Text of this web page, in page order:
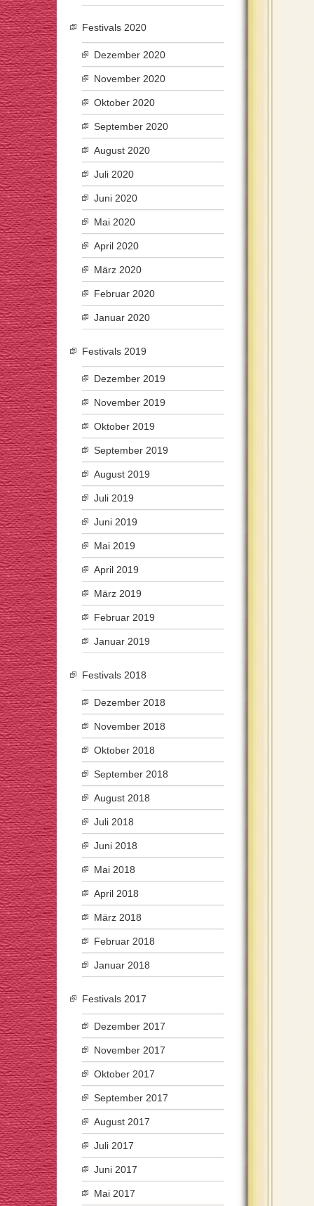
Festivals 2020
Dezember 2020
November 2020
Oktober 2020
September 2020
August 2020
Juli 2020
Juni 2020
Mai 2020
April 2020
März 2020
Februar 2020
Januar 2020
Festivals 2019
Dezember 2019
November 2019
Oktober 2019
September 2019
August 2019
Juli 2019
Juni 2019
Mai 2019
April 2019
März 2019
Februar 2019
Januar 2019
Festivals 2018
Dezember 2018
November 2018
Oktober 2018
September 2018
August 2018
Juli 2018
Juni 2018
Mai 2018
April 2018
März 2018
Februar 2018
Januar 2018
Festivals 2017
Dezember 2017
November 2017
Oktober 2017
September 2017
August 2017
Juli 2017
Juni 2017
Mai 2017